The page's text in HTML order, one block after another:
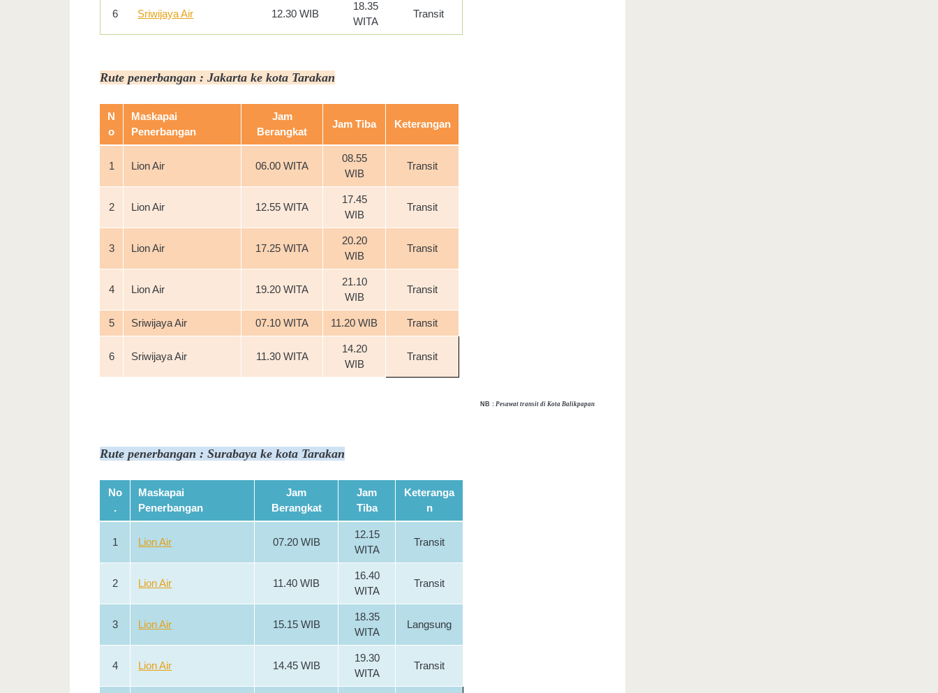
6 Sriwijaya Air 12.30 WIB
18.35
WITA
Transit
Rute penerbangan : Jakarta ke kota Tarakan
N
o
Maskapai
Penerbangan
Jam
Berangkat
Jam Tiba Keterangan
1 Lion Air 06.00 WITA
08.55
WIB
Transit
2 Lion Air 12.55 WITA
17.45
WIB
Transit
3 Lion Air 17.25 WITA
20.20
WIB
Transit
4 Lion Air 19.20 WITA
21.10
WIB
Transit
5 Sriwijaya Air 07.10 WITA 11.20 WIB Transit
6 Sriwijaya Air 11.30 WITA
14.20
WIB
Transit
NB : Pesawat transit di Kota Balikpapan
Rute penerbangan : Surabaya ke kota Tarakan
No
.
Maskapai
Penerbangan
Jam
Berangkat
Jam
Tiba
Keteranga
n
1 Lion Air 07.20 WIB
12.15
WITA
Transit
2 Lion Air 11.40 WIB
16.40
WITA
Transit
3 Lion Air 15.15 WIB
18.35
WITA
Langsung
4 Lion Air 14.45 WIB
19.30
WITA
Transit